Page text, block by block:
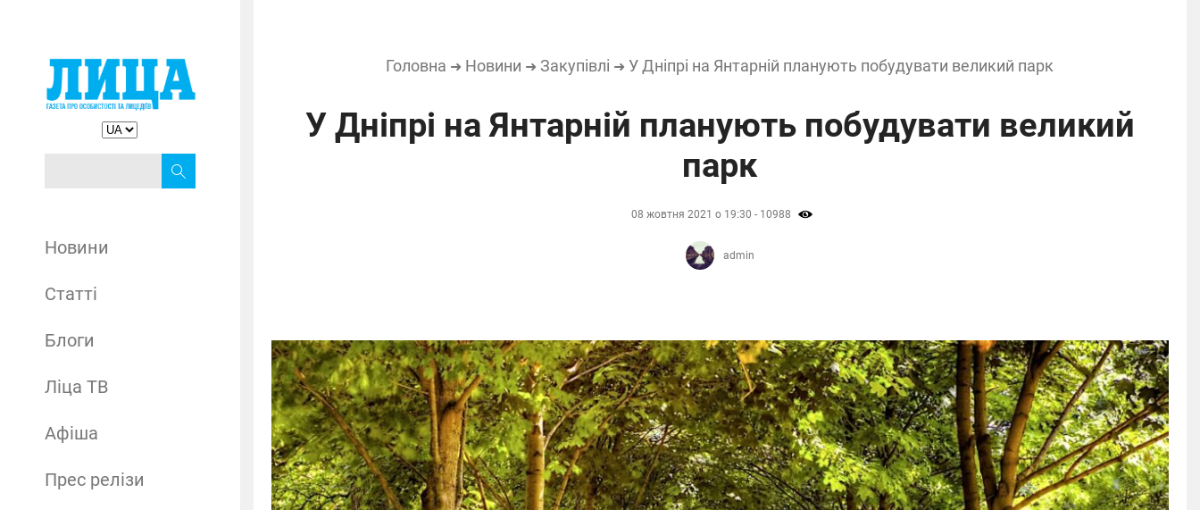
Новини
Статті
Блоги
Ліца ТВ
Афіша
Прес релізи
Головна ➜ Новини ➜Закупівлі ➜ У Дніпрі на Янтарній планують побудувати великий парк
У Дніпрі на Янтарній планують побудувати великий
парк
08 жовтня 2021 о 19:30 - 10988
admin